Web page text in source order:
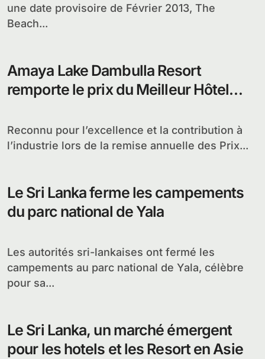
une date provisoire de Février 2013, The
Beach...
Amaya Lake Dambulla Resort
remporte le prix du Meilleur Hôtel
Reconnu pour l’excellence et la contribution à
l’industrie lors de la remise annuelle des Prix...
Le Sri Lanka ferme les campements
du parc national de Yala
Les autorités sri-lankaises ont fermé les
campements au parc national de Yala, célèbre
pour sa...
Le Sri Lanka, un marché émergent
pour les hotels et les Resort en Asie